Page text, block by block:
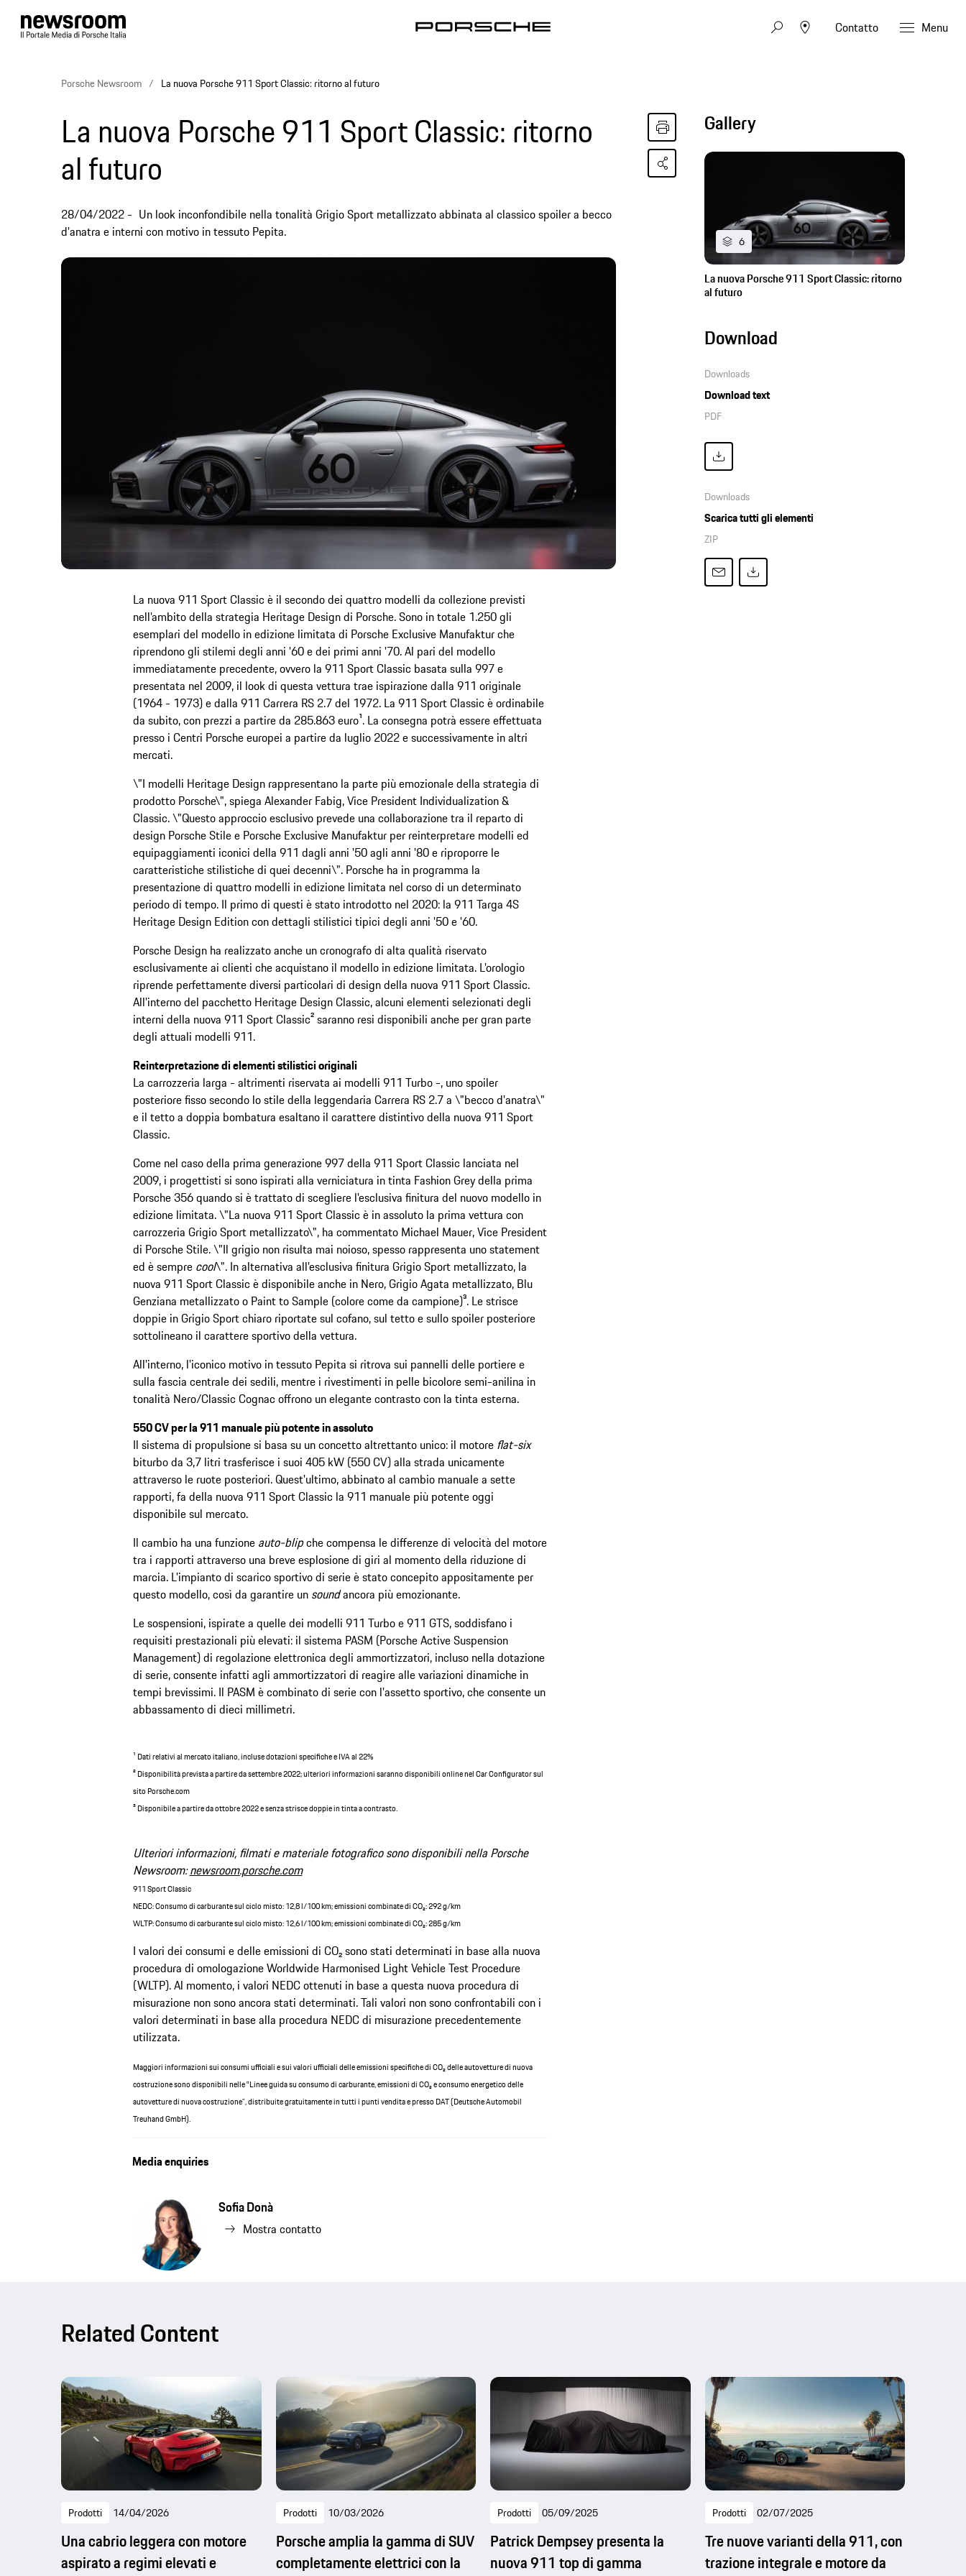
Contatto Menu
Porsche Newsroom La nuova Porsche 911 Sport Classic: ritorno al futuro
La nuova Porsche 911 Sport Classic: ritorno
al futuro
28/04/2022
Un look inconfondibile nella tonalità Grigio Sport metallizzato abbinata al classico spoiler a becco
d'anatra e interni con motivo in tessuto Pepita.
La nuova 911 Sport Classic è il secondo dei quattro modelli da collezione previsti
nell’ambito della strategia Heritage Design di Porsche. Sono in totale 1.250 gli
esemplari del modello in edizione limitata di Porsche Exclusive Manufaktur che
riprendono gli stilemi degli anni '60 e dei primi anni '70. Al pari del modello
immediatamente precedente, ovvero la 911 Sport Classic basata sulla 997 e
presentata nel 2009, il look di questa vettura trae ispirazione dalla 911 originale
(1964 - 1973) e dalla 911 Carrera RS 2.7 del 1972. La 911 Sport Classic è ordinabile
da subito, con prezzi a partire da 285.863 euro¹. La consegna potrà essere effettuata
presso i Centri Porsche europei a partire da luglio 2022 e successivamente in altri
mercati.
\"I modelli Heritage Design rappresentano la parte più emozionale della strategia di
prodotto Porsche\", spiega Alexander Fabig, Vice President Individualization &
Classic. \"Questo approccio esclusivo prevede una collaborazione tra il reparto di
design Porsche Stile e Porsche Exclusive Manufaktur per reinterpretare modelli ed
equipaggiamenti iconici della 911 dagli anni '50 agli anni '80 e riproporre le
caratteristiche stilistiche di quei decenni\". Porsche ha in programma la
presentazione di quattro modelli in edizione limitata nel corso di un determinato
periodo di tempo. Il primo di questi è stato introdotto nel 2020: la 911 Targa 4S
Heritage Design Edition con dettagli stilistici tipici degli anni '50 e '60.
Porsche Design ha realizzato anche un cronografo di alta qualità riservato
esclusivamente ai clienti che acquistano il modello in edizione limitata. L'orologio
riprende perfettamente diversi particolari di design della nuova 911 Sport Classic.
All'interno del pacchetto Heritage Design Classic, alcuni elementi selezionati degli
interni della nuova 911 Sport Classic² saranno resi disponibili anche per gran parte
degli attuali modelli 911.
Reinterpretazione di elementi stilistici originali
La carrozzeria larga - altrimenti riservata ai modelli 911 Turbo -, uno spoiler
posteriore fisso secondo lo stile della leggendaria Carrera RS 2.7 a \"becco d'anatra\"
e il tetto a doppia bombatura esaltano il carattere distintivo della nuova 911 Sport
Classic.
Come nel caso della prima generazione 997 della 911 Sport Classic lanciata nel
2009, i progettisti si sono ispirati alla verniciatura in tinta Fashion Grey della prima
Porsche 356 quando si è trattato di scegliere l'esclusiva finitura del nuovo modello in
edizione limitata. \"La nuova 911 Sport Classic è in assoluto la prima vettura con
carrozzeria Grigio Sport metallizzato\", ha commentato Michael Mauer, Vice President
di Porsche Stile. \"Il grigio non risulta mai noioso, spesso rappresenta uno statement
ed è sempre cool\". In alternativa all'esclusiva finitura Grigio Sport metallizzato, la
nuova 911 Sport Classic è disponibile anche in Nero, Grigio Agata metallizzato, Blu
Genziana metallizzato o Paint to Sample (colore come da campione)³. Le strisce
doppie in Grigio Sport chiaro riportate sul cofano, sul tetto e sullo spoiler posteriore
sottolineano il carattere sportivo della vettura.
All'interno, l'iconico motivo in tessuto Pepita si ritrova sui pannelli delle portiere e
sulla fascia centrale dei sedili, mentre i rivestimenti in pelle bicolore semi-anilina in
tonalità Nero/Classic Cognac offrono un elegante contrasto con la tinta esterna.
550 CV per la 911 manuale più potente in assoluto
Il sistema di propulsione si basa su un concetto altrettanto unico: il motore flat-six
biturbo da 3,7 litri trasferisce i suoi 405 kW (550 CV) alla strada unicamente
attraverso le ruote posteriori. Quest'ultimo, abbinato al cambio manuale a sette
rapporti, fa della nuova 911 Sport Classic la 911 manuale più potente oggi
disponibile sul mercato.
Il cambio ha una funzione auto-blipche compensa le differenze di velocità del motore
tra i rapporti attraverso una breve esplosione di giri al momento della riduzione di
marcia. L'impianto di scarico sportivo di serie è stato concepito appositamente per
questo modello, così da garantire un soundancora più emozionante.
Le sospensioni, ispirate a quelle dei modelli 911 Turbo e 911 GTS, soddisfano i
requisiti prestazionali più elevati: il sistema PASM (Porsche Active Suspension
Management) di regolazione elettronica degli ammortizzatori, incluso nella dotazione
di serie, consente infatti agli ammortizzatori di reagire alle variazioni dinamiche in
tempi brevissimi. Il PASM è combinato di serie con l'assetto sportivo, che consente un
abbassamento di dieci millimetri.
¹ Dati relativi al mercato italiano, incluse dotazioni specifiche e IVA al 22%
² Disponibilità prevista a partire da settembre 2022; ulteriori informazioni saranno disponibili online nel Car Configurator sul
sito Porsche.com
³ Disponibile a partire da ottobre 2022 e senza strisce doppie in tinta a contrasto.
Ulteriori informazioni, filmati e materiale fotografico sono disponibili nella Porsche
Newsroom:newsroom.porsche.com
911 Sport Classic
NEDC: Consumo di carburante sul ciclo misto: 12,8 l/100 km; emissioni combinate di CO₂: 292 g/km
WLTP: Consumo di carburante sul ciclo misto: 12,6 l/100 km; emissioni combinate di CO₂: 285 g/km
I valori dei consumi e delle emissioni di CO₂ sono stati determinati in base alla nuova
procedura di omologazione Worldwide Harmonised Light Vehicle Test Procedure
(WLTP). Al momento, i valori NEDC ottenuti in base a questa nuova procedura di
misurazione non sono ancora stati determinati. Tali valori non sono confrontabili con i
valori determinati in base alla procedura NEDC di misurazione precedentemente
utilizzata.
Maggiori informazioni sui consumi ufficiali e sui valori ufficiali delle emissioni specifiche di CO₂ delle autovetture di nuova
costruzione sono disponibili nelle ‟Linee guida su consumo di carburante, emissioni di CO₂ e consumo energetico delle
autovetture di nuova costruzione”, distribuite gratuitamente in tutti i punti vendita e presso DAT (Deutsche Automobil
Treuhand GmbH).
Gallery
6
La nuova Porsche 911 Sport Classic: ritorno
al futuro
Download
Downloads
Download text
PDF
Downloads
Scarica tutti gli elementi
ZIP
Media enquiries
Sofia Donà
Mostra contatto
Related Content
Prodotti 14/04/2026
Una cabrio leggera con motore
aspirato a regimi elevati e
Prodotti 10/03/2026
Porsche amplia la gamma di SUV
completamente elettrici con la
Prodotti 05/09/2025
Patrick Dempsey presenta la
nuova 911 top di gamma
Prodotti 02/07/2025
Tre nuove varianti della 911, con
trazione integrale e motore da